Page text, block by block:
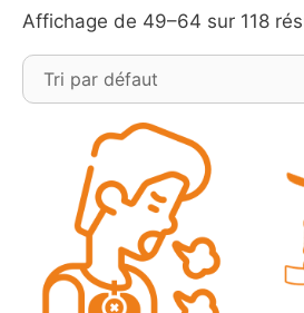
Affichage de 49–64 sur 118